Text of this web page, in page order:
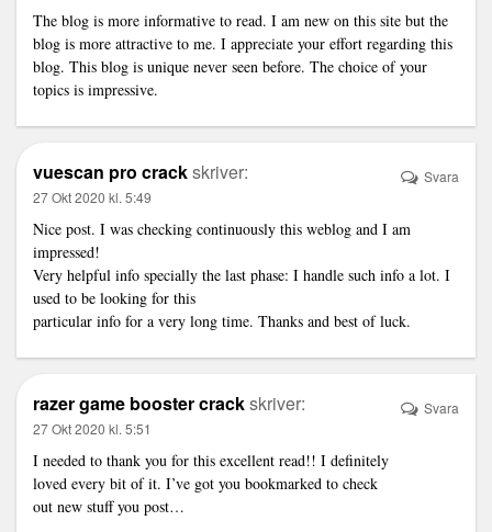
The blog is more informative to read. I am new on this site but the
blog is more attractive to me. I appreciate your effort regarding this
blog. This blog is unique never seen before. The choice of your
topics is impressive.
vuescan pro crackskriver:
27 Okt 2020 kl. 5:49
Nice post. I was checking continuously this weblog and I am
impressed!
Very helpful info specially the last phase: I handle such info a lot. I
used to be looking for this
particular info for a very long time. Thanks and best of luck.
Svara
razer game booster crackskriver:
27 Okt 2020 kl. 5:51
I needed to thank you for this excellent read!! I definitely
loved every bit of it. I’ve got you bookmarked to check
out new stuff you post…
Svara